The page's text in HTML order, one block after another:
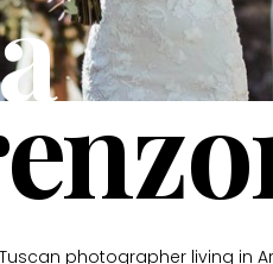
photographer living in